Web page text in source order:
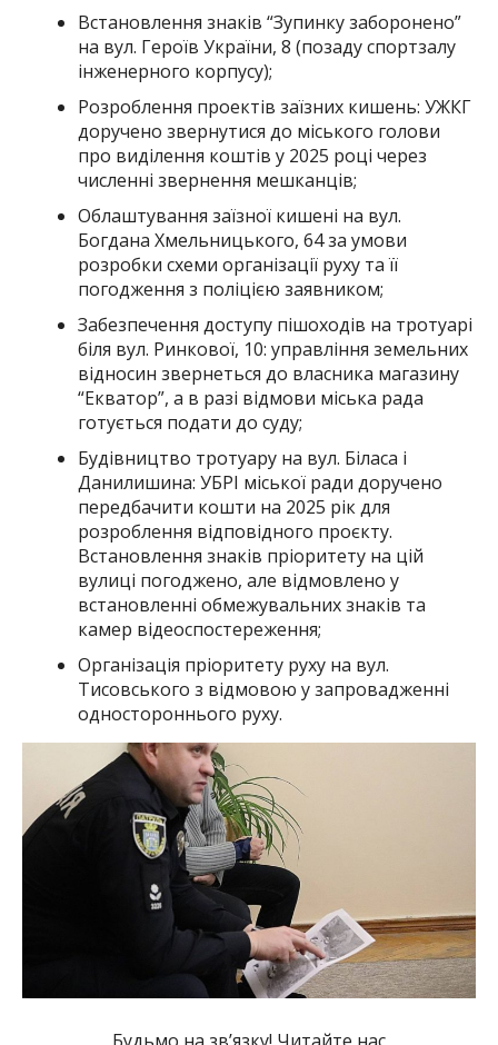
Встановлення знаків “Зупинку заборонено”
на вул. Героїв України, 8 (позаду спортзалу
інженерного корпусу);
Розроблення проектів заїзних кишень: УЖКГ
доручено звернутися до міського голови
про виділення коштів у 2025 році через
численні звернення мешканців;
Облаштування заїзної кишені на вул.
Богдана Хмельницького, 64 за умови
розробки схеми організації руху та її
погодження з поліцією заявником;
Забезпечення доступу пішоходів на тротуарі
біля вул. Ринкової, 10: управління земельних
відносин звернеться до власника магазину
“Екватор”, а в разі відмови міська рада
готується подати до суду;
Будівництво тротуару на вул. Біласа і
Данилишина: УБРІ міської ради доручено
передбачити кошти на 2025 рік для
розроблення відповідного проєкту.
Встановлення знаків пріоритету на цій
вулиці погоджено, але відмовлено у
встановленні обмежувальних знаків та
камер відеоспостереження;
Організація пріоритету руху на вул.
Тисовського з відмовою у запровадженні
одностороннього руху.